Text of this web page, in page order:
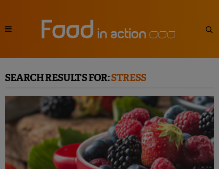
SEARCH RESULTS FOR:STRESS